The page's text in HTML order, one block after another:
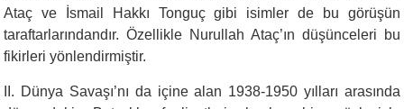
Ataç ve İsmail Hakkı Tonguç gibi isimler de bu görüşün
taraftarlarındandır. Özellikle Nurullah Ataç’ın düşünceleri bu
fikirleri yönlendirmiştir.
II. Dünya Savaşı’nı da içine alan 1938-1950 yılları arasında